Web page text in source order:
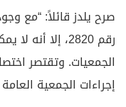
رقم 2820، إلا
الجمعيات. وتقتصر
إجراءات الجمعية